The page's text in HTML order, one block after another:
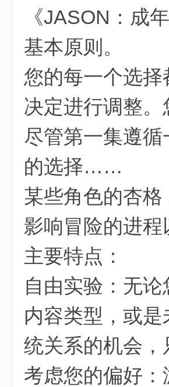
《JASON：成
基本原则。
您的每一个选
决定进行调整
尽管第一集遵
的选择……
某些角色的杏
影响冒险的进
主要特点：
自由实验：无
内容类型，或
统关系的机会
考虑您的偏好